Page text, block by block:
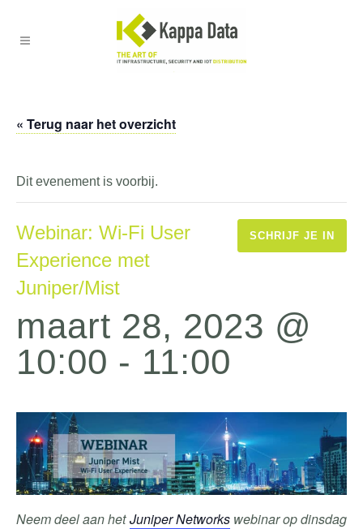
« Terug naar het overzicht
Dit evenement is voorbij.
SCHRIJF JE IN
Webinar: Wi-Fi User
Experience met
Juniper/Mist
maart 28, 2023 @
10:00 - 11:00
Neem deel aan hetJuniper Networkswebinar op dinsdag